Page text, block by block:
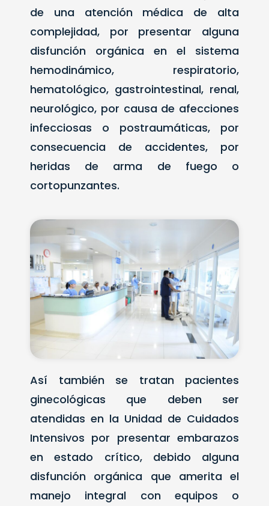
de una atención médica de alta
complejidad, por presentar alguna
disfunción orgánica en el sistema
hemodinámico, respiratorio,
hematológico, gastrointestinal, renal,
neurológico, por causa de afecciones
infecciosas o postraumáticas, por
consecuencia de accidentes, por
heridas de arma de fuego o
cortopunzantes.
Así también se tratan pacientes
ginecológicas que deben ser
atendidas en la Unidad de Cuidados
Intensivos por presentar embarazos
en estado crítico, debido alguna
disfunción orgánica que amerita el
manejo integral con equipos o